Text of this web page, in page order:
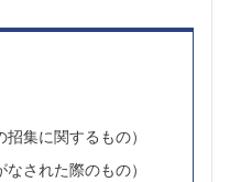
集に関するもの）
された際のもの）